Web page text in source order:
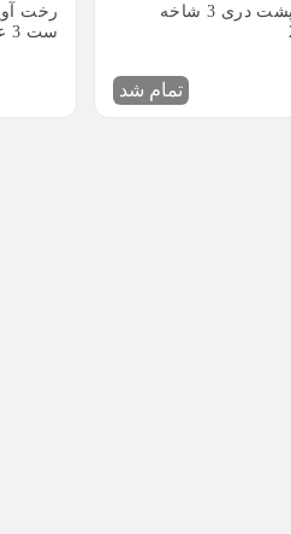
رخت آویز پشت دری 3 شاخه
تمام شد
ست 3 عددی